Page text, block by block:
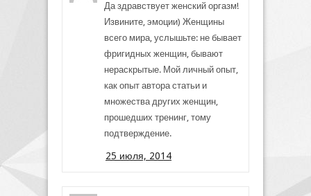
Да здравствует женский оргазм!
Извините, эмоции) Женщины
всего мира, услышьте: не бывает
фригидных женщин, бывают
нераскрытые. Мой личный опыт,
как опыт автора статьи и
множества других женщин,
прошедших тренинг, тому
подтверждение.
25 июля, 2014